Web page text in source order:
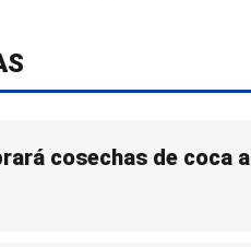
cosechas de coca a